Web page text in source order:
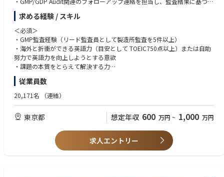
是正措置（CAPA）の実施状況の監視
・Audit Annual Planの策定支援
・監査員トレーニングの企画・実行、監査に関わるツールの整備や改善
統合リスク管理活動の支援：
・CMOおよびサプライヤーのリスク評価
・デューデリジェンスやサイトセレクションの支援
・品質契約締結支援 （将来的に想定される業務）
≪入社後のキャリアパス≫
・第一三共グループのグローバル製品品質保証に最も重要な製造所管理を
推進・統括する中核的人材へと育成する。又は、第一三共グループのQMS
・当人の適性を踏まえ、品質保証分野（及び関連分野）の幅広い業務経験
によりキャリアを形成し、幹部職への登用を視野に入れた育成を行う。
求める経験 / スキル
＜必須＞
・GMP監査経験（リード監査員として製造所監査を5件以上）
・海外と折衝ができる英語力（目安として TOEIC750点以上）または自助
努力で英語力を向上しようとする意欲
・課題の本質をとらえて解決する力
・日本語、英語の文書作成能力、発信力
＜歓迎＞
・国内外当局によるGMP査察対応経験
・新製品の国内外申請業務（CMC領域）の経験
・QMSのグローバル調和推進の経験
・プロジェクトマネジメント能力
従業員数
20,171名 （連結）
東京都 想定年収 600 万円 ~ 1,000 万円
求人エントリー